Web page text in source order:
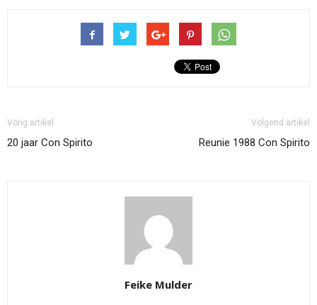
Vorig artikel
20 jaar Con Spirito
Volgend artikel
Reunie 1988 Con Spirito
Feike Mulder